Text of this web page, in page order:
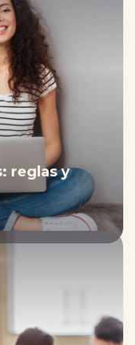
reglas y